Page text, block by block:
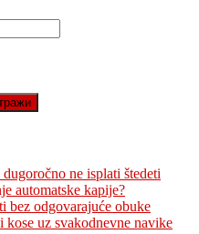
ne isplati štedeti
automatske kapije?
bez odgovarajuće obuke
uz svakodnevne navike